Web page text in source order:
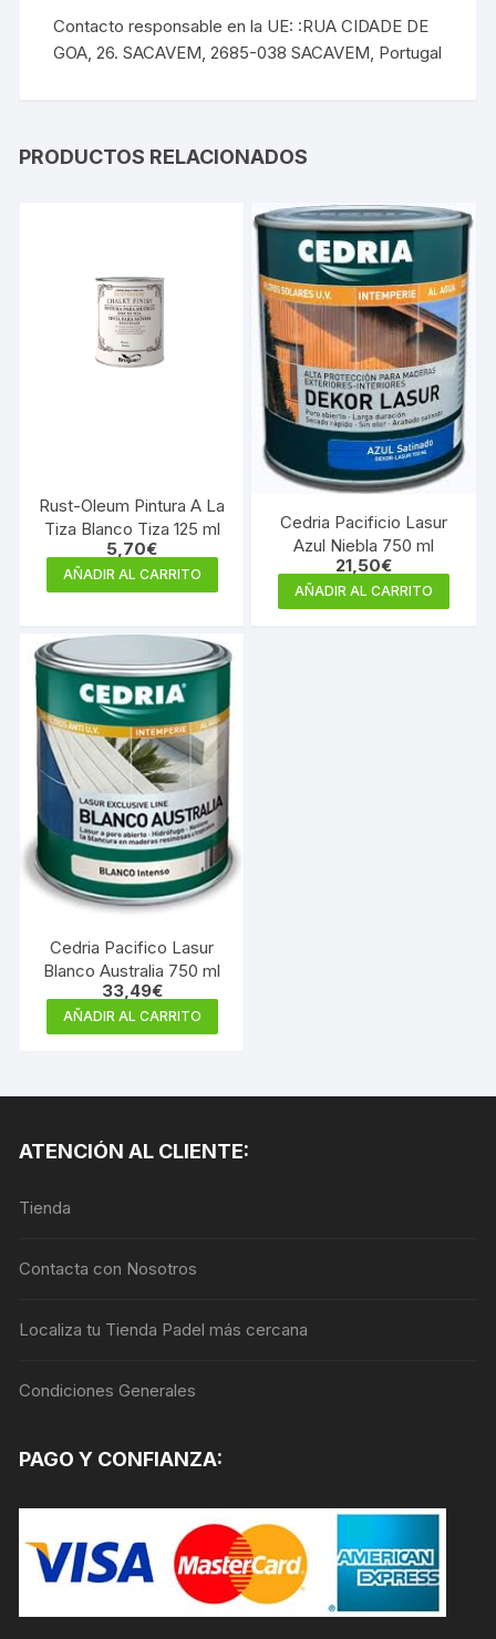
Contacto responsable en la UE: :RUA CIDADE DE
GOA, 26. SACAVEM, 2685-038 SACAVEM, Portugal
PRODUCTOS RELACIONADOS
Rust-Oleum Pintura A La
Tiza Blanco Tiza 125 ml
5,70€
AÑADIR AL CARRITO
Cedria Pacificio Lasur
Azul Niebla 750 ml
21,50€
AÑADIR AL CARRITO
Cedria Pacifico Lasur
Blanco Australia 750 ml
33,49€
AÑADIR AL CARRITO
ATENCIÓN AL CLIENTE:
Tienda
Contacta con Nosotros
Localiza tu Tienda Padel más cercana
Condiciones Generales
PAGO Y CONFIANZA: